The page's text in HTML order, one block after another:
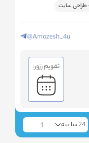
طراحی سایت
@Amozesh_4u
تقویم رزور:
24 ساعته